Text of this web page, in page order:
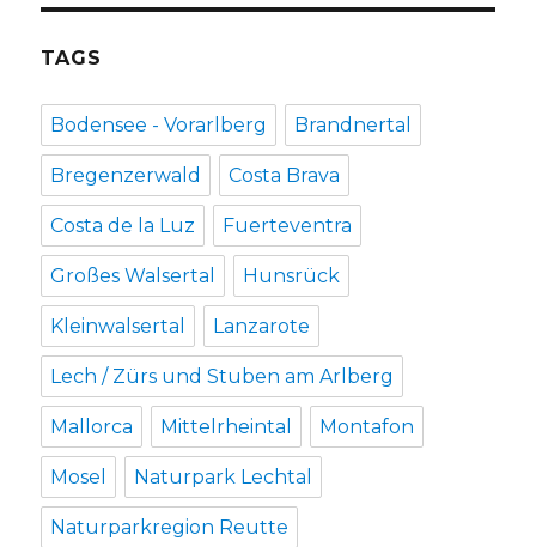
TAGS
Bodensee - Vorarlberg Brandnertal
Bregenzerwald Costa Brava
Costa de la Luz Fuerteventra
Großes Walsertal Hunsrück
Kleinwalsertal Lanzarote
Lech / Zürs und Stuben am Arlberg
Mallorca Mittelrheintal Montafon
Mosel Naturpark Lechtal
Naturparkregion Reutte